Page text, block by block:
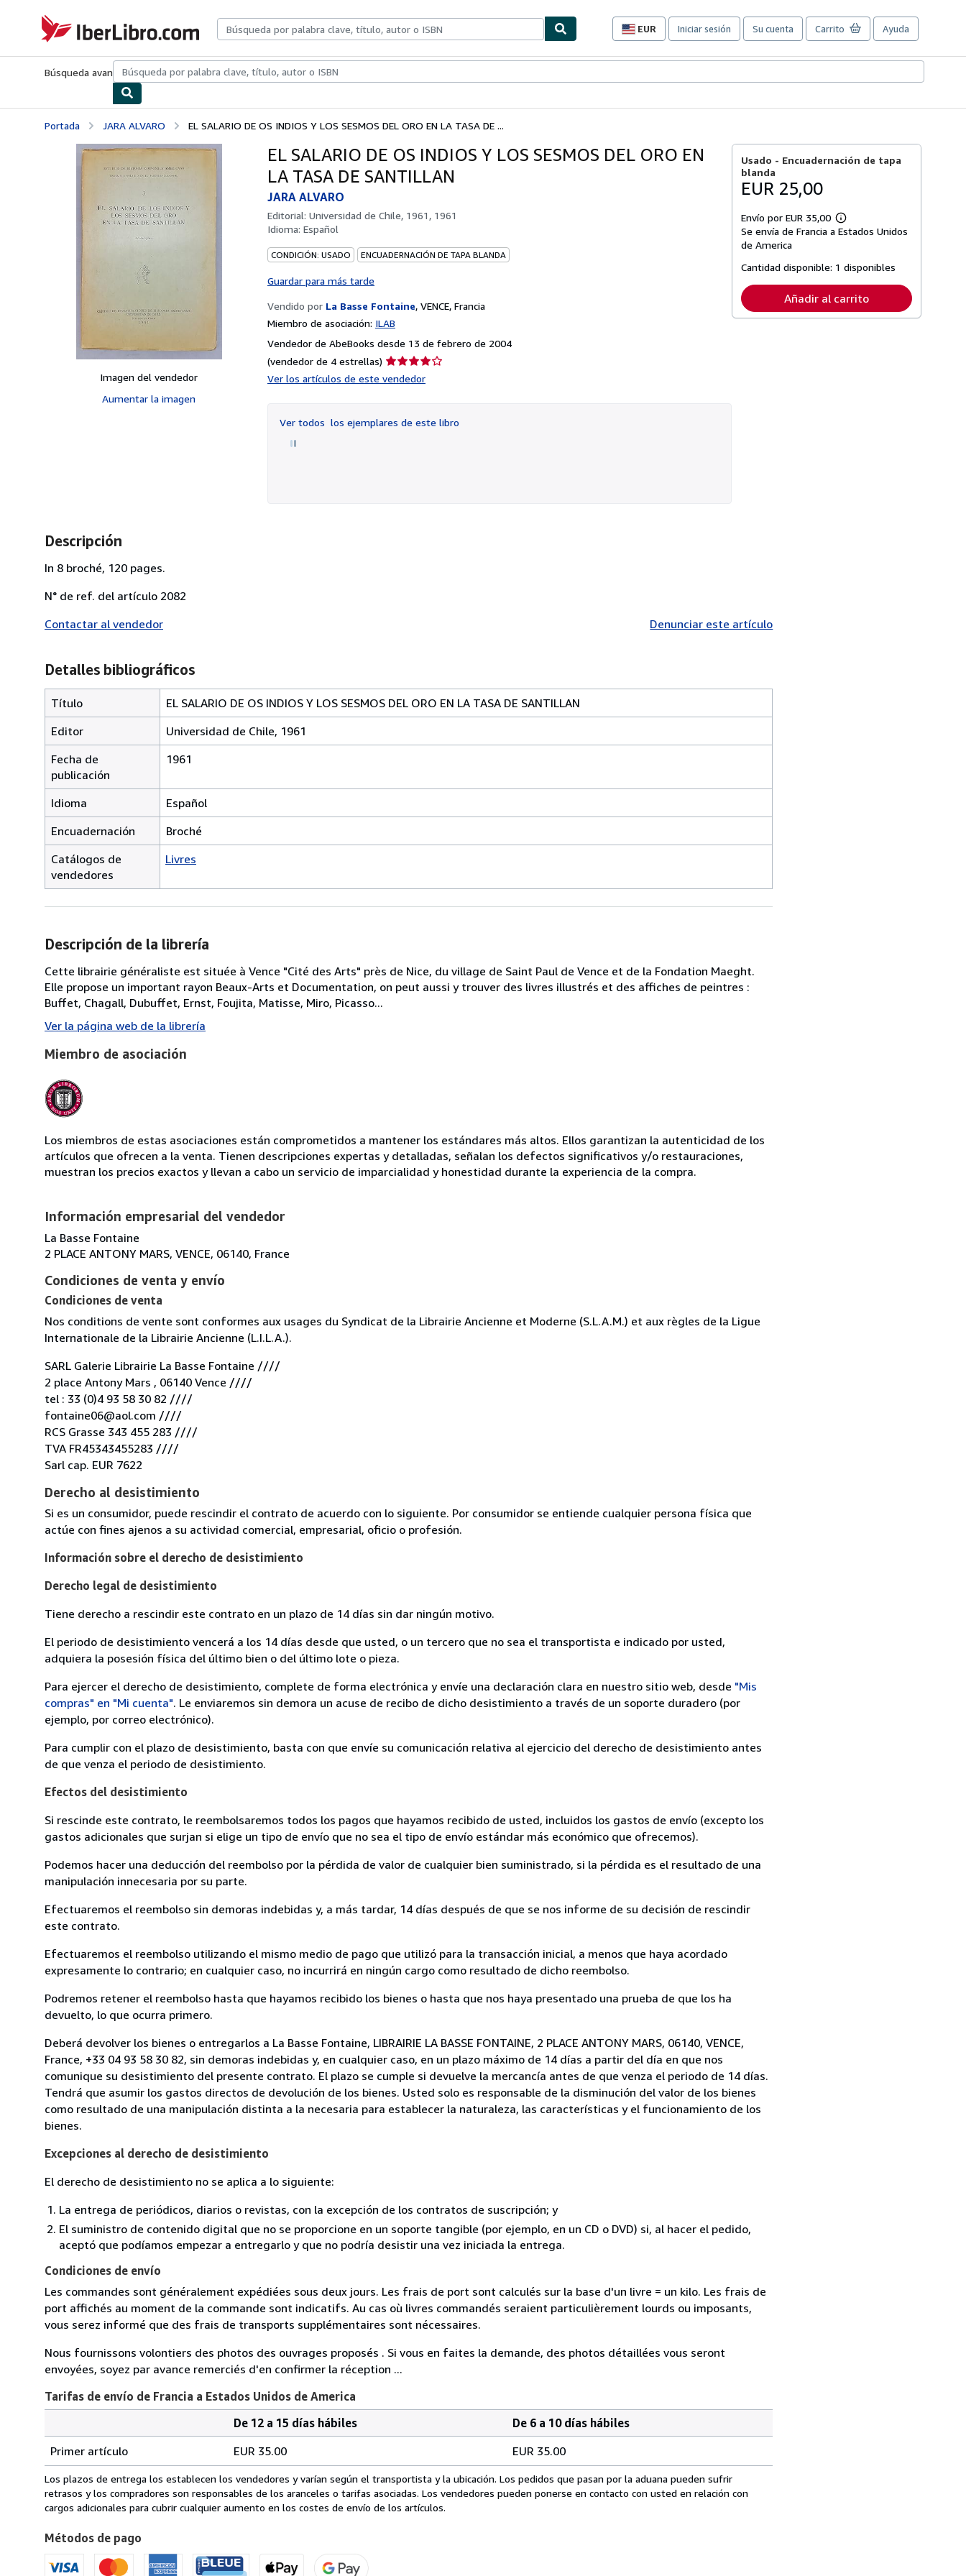
IberLibro.com
EUR
Preferencias
compra
sitio.
Iniciar sesión Su cuenta Carrito Ayuda
Búsqueda avanzadaColecciones Libros antiguosArte y coleccionismo
Portada JARA ALVARO EL SALARIO DE OS INDIOS Y LOS SESMOS DEL ORO EN LA TASA DE ...
Imagen del vendedor
Aumentar la imagen
EL SALARIO DE OS INDIOS Y LOS SESMOS DEL ORO EN
LA TASA DE SANTILLAN
JARA ALVARO
Editorial: Universidad de Chile, 1961, 1961
Idioma: Español
CONDICIÓN: USADO ENCUADERNACIÓN DE TAPA BLANDA
Guardar para más tarde
Vendido por La Basse Fontaine, VENCE, Francia
Miembro de asociación: ILAB
Vendedor de AbeBooks desde 13 de febrero de 2004
(vendedor de 4 estrellas) Calificación
Ver los artículos de este vendedor
Ver todos los ejemplares de este libro
Usado - Encuadernación de tapa
blanda
EUR 25,00
Envío por EUR 35,00
Más
información
tarifas
envío
Se envía de Francia a Estados Unidos
de America
Cantidad disponible: 1 disponibles
Añadir al carrito
Descripción
In 8 broché, 120 pages.
N° de ref. del artículo 2082
Contactar al vendedor
Denunciar este artículo
Detalles bibliográficos
Título
EL SALARIO DE OS INDIOS Y LOS SESMOS DEL ORO EN LA TASA DE SANTILLAN
Editor
Universidad de Chile, 1961
Fecha de
publicación
1961
Idioma
Español
Encuadernación
Broché
Catálogos de
vendedores
Livres
Descripción de la librería
Cette librairie généraliste est située à Vence "Cité des Arts" près de Nice, du village de Saint Paul de Vence et de la Fondation Maeght.
Elle propose un important rayon Beaux-Arts et Documentation, on peut aussi y trouver des livres illustrés et des affiches de peintres :
Buffet, Chagall, Dubuffet, Ernst, Foujita, Matisse, Miro, Picasso...
Ver la página web de la librería
Miembro de asociación
Los miembros de estas asociaciones están comprometidos a mantener los estándares más altos. Ellos garantizan la autenticidad de los
artículos que ofrecen a la venta. Tienen descripciones expertas y detalladas, señalan los defectos significativos y/o restauraciones,
muestran los precios exactos y llevan a cabo un servicio de imparcialidad y honestidad durante la experiencia de la compra.
Información empresarial del vendedor
La Basse Fontaine
2 PLACE ANTONY MARS, VENCE, 06140, France
Condiciones de venta y envío
Condiciones de venta
Nos conditions de vente sont conformes aux usages du Syndicat de la Librairie Ancienne et Moderne (S.L.A.M.) et aux règles de la Ligue
Internationale de la Librairie Ancienne (L.I.L.A.).
SARL Galerie Librairie La Basse Fontaine ////
2 place Antony Mars , 06140 Vence ////
tel : 33 (0)4 93 58 30 82 ////
fontaine06@aol.com ////
RCS Grasse 343 455 283 ////
TVA FR45343455283 ////
Sarl cap. EUR 7622
Derecho al desistimiento
Si es un consumidor, puede rescindir el contrato de acuerdo con lo siguiente. Por consumidor se entiende cualquier persona física que
actúe con fines ajenos a su actividad comercial, empresarial, oficio o profesión.
Información sobre el derecho de desistimiento
Derecho legal de desistimiento
Tiene derecho a rescindir este contrato en un plazo de 14 días sin dar ningún motivo.
El periodo de desistimiento vencerá a los 14 días desde que usted, o un tercero que no sea el transportista e indicado por usted,
adquiera la posesión física del último bien o del último lote o pieza.
Para ejercer el derecho de desistimiento, complete de forma electrónica y envíe una declaración clara en nuestro sitio web, desde "Mis
compras" en "Mi cuenta". Le enviaremos sin demora un acuse de recibo de dicho desistimiento a través de un soporte duradero (por
ejemplo, por correo electrónico).
Para cumplir con el plazo de desistimiento, basta con que envíe su comunicación relativa al ejercicio del derecho de desistimiento antes
de que venza el periodo de desistimiento.
Efectos del desistimiento
Si rescinde este contrato, le reembolsaremos todos los pagos que hayamos recibido de usted, incluidos los gastos de envío (excepto los
gastos adicionales que surjan si elige un tipo de envío que no sea el tipo de envío estándar más económico que ofrecemos).
Podemos hacer una deducción del reembolso por la pérdida de valor de cualquier bien suministrado, si la pérdida es el resultado de una
manipulación innecesaria por su parte.
Efectuaremos el reembolso sin demoras indebidas y, a más tardar, 14 días después de que se nos informe de su decisión de rescindir
este contrato.
Efectuaremos el reembolso utilizando el mismo medio de pago que utilizó para la transacción inicial, a menos que haya acordado
expresamente lo contrario; en cualquier caso, no incurrirá en ningún cargo como resultado de dicho reembolso.
Podremos retener el reembolso hasta que hayamos recibido los bienes o hasta que nos haya presentado una prueba de que los ha
devuelto, lo que ocurra primero.
Deberá devolver los bienes o entregarlos a La Basse Fontaine, LIBRAIRIE LA BASSE FONTAINE, 2 PLACE ANTONY MARS, 06140, VENCE,
France, +33 04 93 58 30 82, sin demoras indebidas y, en cualquier caso, en un plazo máximo de 14 días a partir del día en que nos
comunique su desistimiento del presente contrato. El plazo se cumple si devuelve la mercancía antes de que venza el periodo de 14 días.
Tendrá que asumir los gastos directos de devolución de los bienes. Usted solo es responsable de la disminución del valor de los bienes
como resultado de una manipulación distinta a la necesaria para establecer la naturaleza, las características y el funcionamiento de los
bienes.
Excepciones al derecho de desistimiento
El derecho de desistimiento no se aplica a lo siguiente:
La entrega de periódicos, diarios o revistas, con la excepción de los contratos de suscripción; y
El suministro de contenido digital que no se proporcione en un soporte tangible (por ejemplo, en un CD o DVD) si, al hacer el pedido,
aceptó que podíamos empezar a entregarlo y que no podría desistir una vez iniciada la entrega.
Condiciones de envío
Les commandes sont généralement expédiées sous deux jours. Les frais de port sont calculés sur la base d'un livre = un kilo. Les frais de
port affichés au moment de la commande sont indicatifs. Au cas où livres commandés seraient particulièrement lourds ou imposants,
vous serez informé que des frais de transports supplémentaires sont nécessaires.
Nous fournissons volontiers des photos des ouvrages proposés . Si vous en faites la demande, des photos détaillées vous seront
envoyées, soyez par avance remerciés d'en confirmer la réception ...
Tarifas de envío de Francia a Estados Unidos de America
de
envío
de
Francia
Estados
Unidos
de
pedido
De 12 a 15 días hábiles
De 6 a 10 días hábiles
Primer artículo
EUR 35.00 EUR 35.00
Los plazos de entrega los establecen los vendedores y varían según el transportista y la ubicación. Los pedidos que pasan por la aduana pueden sufrir
retrasos y los compradores son responsables de los aranceles o tarifas asociadas. Los vendedores pueden ponerse en contacto con usted en relación con
cargos adicionales para cubrir cualquier aumento en los costes de envío de los artículos.
Métodos de pago